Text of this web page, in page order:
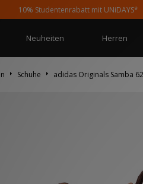
10% Studentenrabatt mit UNiDAYS*
Neuheiten Herren
Schuhe adidas Originals Samba 62